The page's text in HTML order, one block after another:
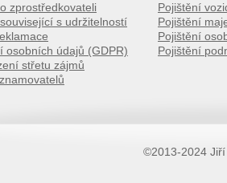
Pojištění
Pojištění
Pojištění
Pojištění
zprostředkovateli
s udržitelností
osobních údajů (GDPR)
střetu zájmů
©2013-2024